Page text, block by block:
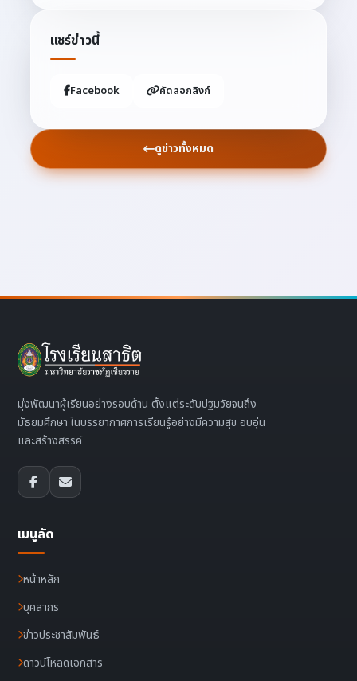
แชร์ข่าวนี้
Facebook คัดลอกลิงก์
ดูข่าวทั้งหมด
มุ่งพัฒนาผู้เรียนอย่างรอบด้าน ตั้งแต่ระดับปฐมวัยจนถึง
มัธยมศึกษา ในบรรยากาศการเรียนรู้อย่างมีความสุข อบอุ่น
และสร้างสรรค์
เมนูลัด
หน้าหลัก
บุคลากร
ข่าวประชาสัมพันธ์
ดาวน์โหลดเอกสาร